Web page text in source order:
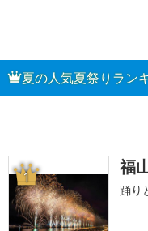
夏の人気夏祭りラン
1 福
踊り